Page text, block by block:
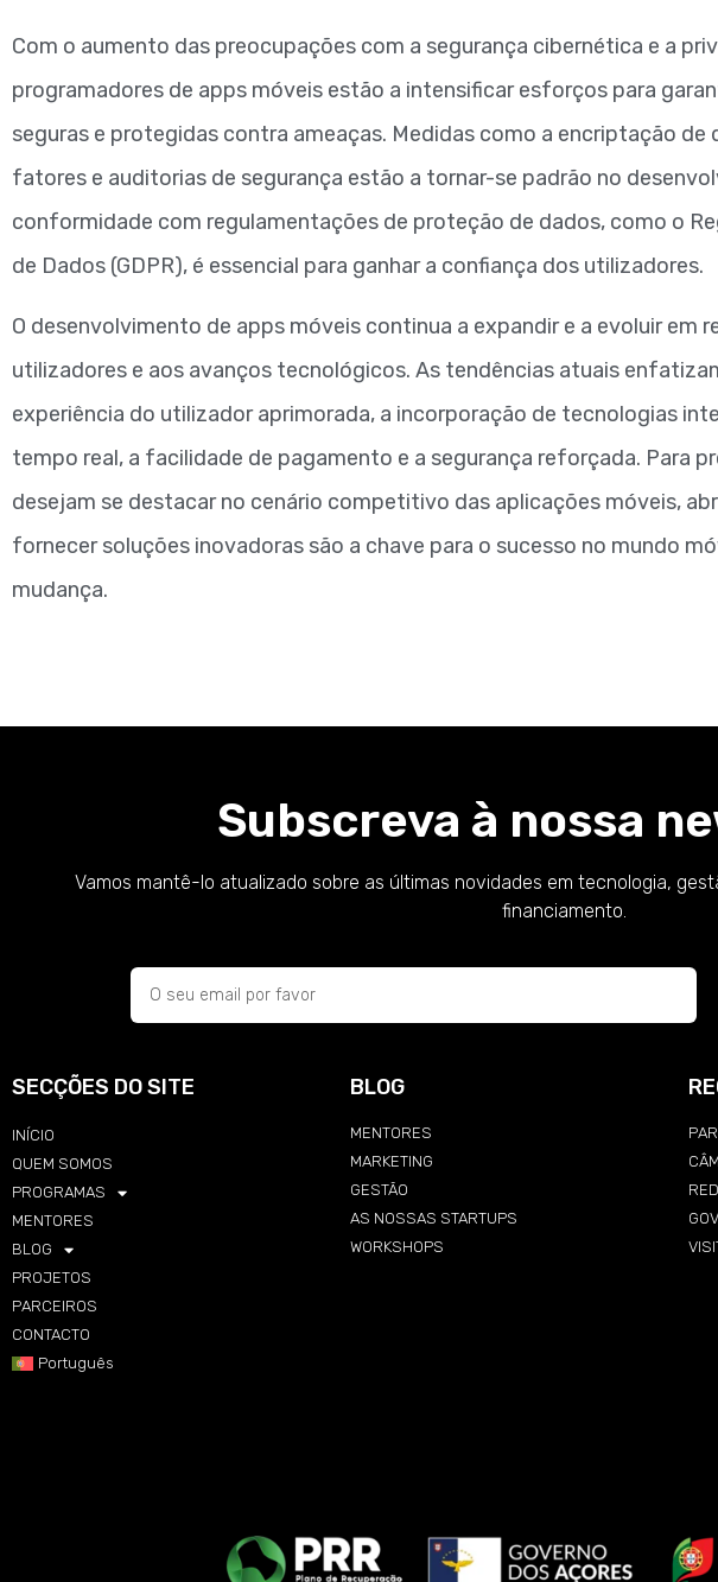
Com o aumento das preocupações com a segurança cibernética e a
programadores de apps móveis estão a intensificar esforços para
seguras e protegidas contra ameaças. Medidas como a encriptação
fatores e auditorias de segurança estão a tornar-se padrão no
conformidade com regulamentações de proteção de dados, como o
de Dados (GDPR), é essencial para ganhar a confiança dos utilizadores.
O desenvolvimento de apps móveis continua a expandir e a evoluir em
utilizadores e aos avanços tecnológicos. As tendências atuais
experiência do utilizador aprimorada, a incorporação de tecnologias
tempo real, a facilidade de pagamento e a segurança reforçada. Para
desejam se destacar no cenário competitivo das aplicações móveis,
fornecer soluções inovadoras são a chave para o sucesso no mundo
mudança.
Subscreva à nossa
Vamos mantê-lo atualizado sobre as últimas novidades em tecnologia,
financiamento.
SECÇÕES DO SITE
INÍCIO
QUEM SOMOS
PROGRAMAS
MENTORES
BLOG
PROJETOS
PARCEIROS
CONTACTO
Português
BLOG
MENTORES
MARKETING
GESTÃO
AS NOSSAS STARTUPS
WORKSHOPS